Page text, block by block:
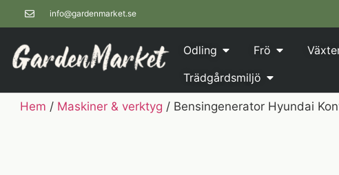
info@gardenmarket.se
Odling Frö
Trädgårdsmiljö
Hem / Maskiner & verktyg / Bensingenerator Hyundai